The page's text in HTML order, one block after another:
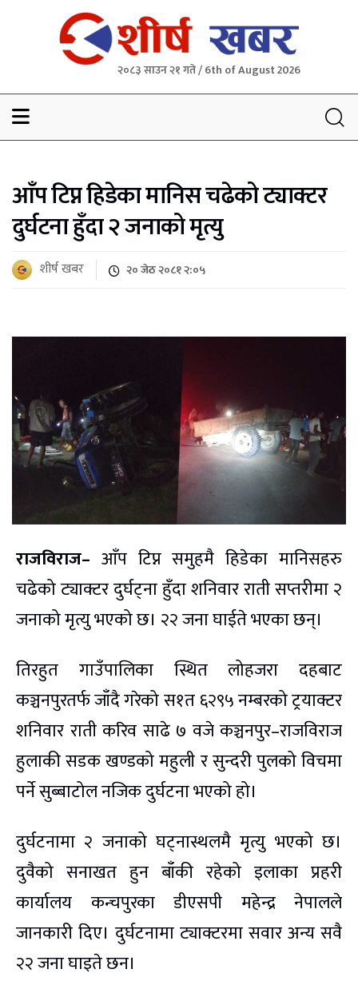
२०८३ साउन २१ गते / 6th of August 2026
आँप टिप्न हिडेका मानिस चढेको ट्याक्टर
दुर्घटना हुँदा २ जनाको मृत्यु
शीर्ष खबर २० जेठ २०८१ २:०५
राजविराज– आँप टिप्न समुहमै हिडेका मानिसहरु
चढेको ट्याक्टर दुर्घट्ना हुँदा शनिवार राती सप्तरीमा २
जनाको मृत्यु भएको छ। २२ जना घाईते भएका छन्।
तिरहुत गाउँपालिका स्थित लोहजरा दहबाट
कञ्चनपुरतर्फ जाँदै गरेको स१त ६२९५ नम्बरको ट्रयाक्टर
शनिवार राती करिव साढे ७ वजे कञ्चनपुर–राजविराज
हुलाकी सडक खण्डको महुली र सुन्दरी पुलको विचमा
पर्ने सुब्बाटोल नजिक दुर्घटना भएको हो।
दुर्घटनामा २ जनाको घट्नास्थलमै मृत्यु भएको छ।
दुवैको सनाखत हुन बाँकी रहेको इलाका प्रहरी
कार्यालय कन्चपुरका डीएसपी महेन्द्र नेपालले
जानकारी दिए। दुर्घटनामा ट्याक्टरमा सवार अन्य सवै
२२ जना घाइते छन।